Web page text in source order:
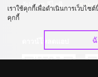
อัปเกรด วีไอพี
ร่วมง
เราใช้คุกกี้เพื่อดำเนินการเว็บไซ
คุกกี้